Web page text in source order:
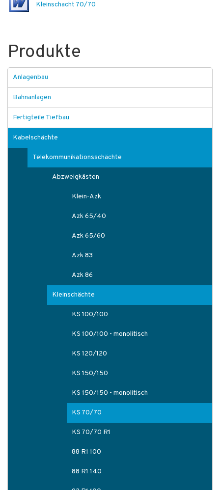
Kleinschacht 70/70
Produkte
Anlagenbau
Bahnanlagen
Fertigteile Tiefbau
Kabelschächte
Telekommunikationsschächte
Abzweigkästen
Klein-Azk
Azk 65/40
Azk 65/60
Azk 83
Azk 86
Kleinschächte
KS 100/100
KS 100/100 - monolitisch
KS 120/120
KS 150/150
KS 150/150 - monolitisch
KS 70/70
KS 70/70 R1
88 R1 100
88 R1 140